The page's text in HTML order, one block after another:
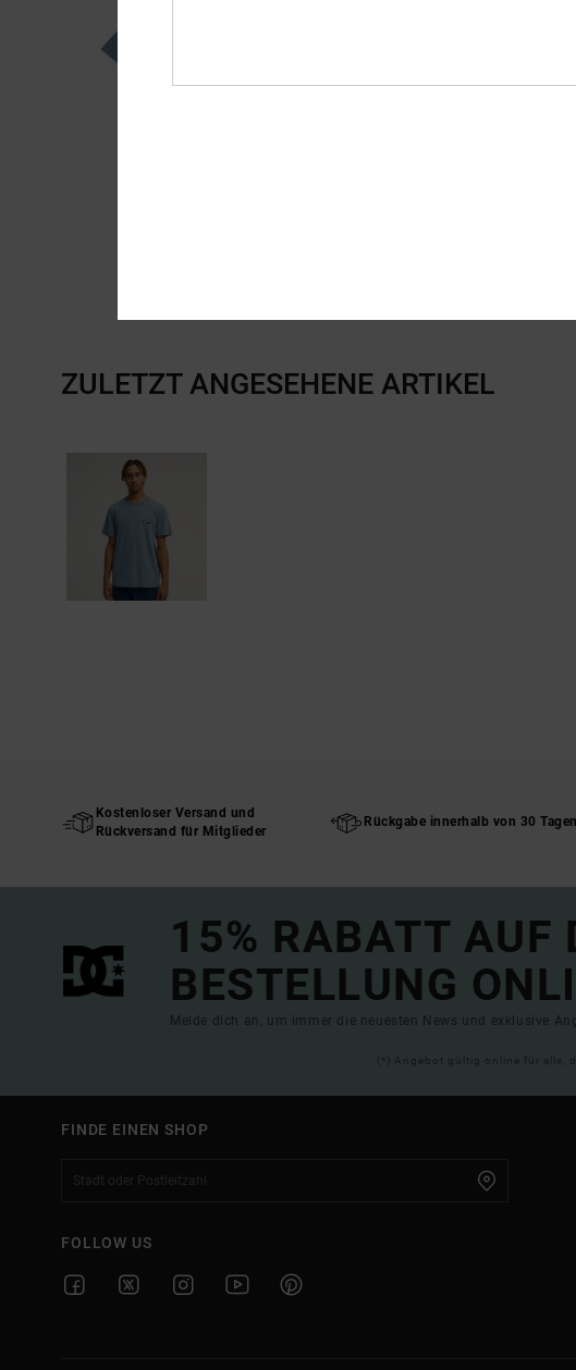
ZULETZT ANGESEHENE ARTIKEL
Kostenloser Versand und
Rückversand für Mitglieder
Rückgabe innerhalb von 30 Tagen
15% RABATT AUF
BESTELLUNG
Melde dich an, um immer die neuesten News und exklusive
(*) Angebot gültig online für alle,
FINDE EINEN SHOP
FOLLOW US